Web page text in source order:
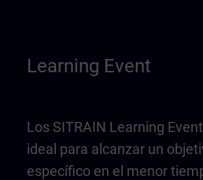
Learning Event
Los SITRAIN Learning
ideal para alcanzar un
específico en el menor